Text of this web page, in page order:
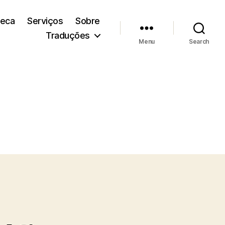
Serviços
Sobre
Traduções
Menu Search